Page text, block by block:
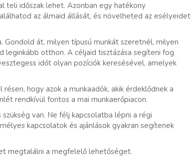
teli időszak lehet. Azonban egy hatékony
az álmaid állását, és növelheted az esélyeidet
Gondold át, milyen típusú munkát szeretnél, milyen
otthon. A céljaid tisztázása segíteni fog
időt olyan pozíciók keresésével, amelyek
hogy azok a munkaadók, akik érdeklődnek a
rendkívül fontos a mai munkaerőpiacon.
van. Ne félj kapcsolatba lépni a régi
kapcsolatok és ajánlások gyakran segítenek
megtalálni a megfelelő lehetőséget.